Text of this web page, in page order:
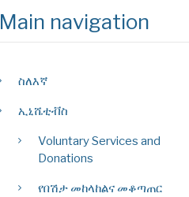
Main navigation
ስለእኛ
ኢኒሼቲቭስ
Voluntary Services and
Donations
የበሽታ መከላከልና መቆጣጠር